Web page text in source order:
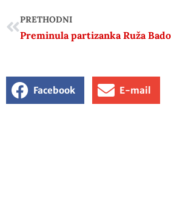
PRETHODNI
Preminula partizanka Ruža
Facebook E-mail